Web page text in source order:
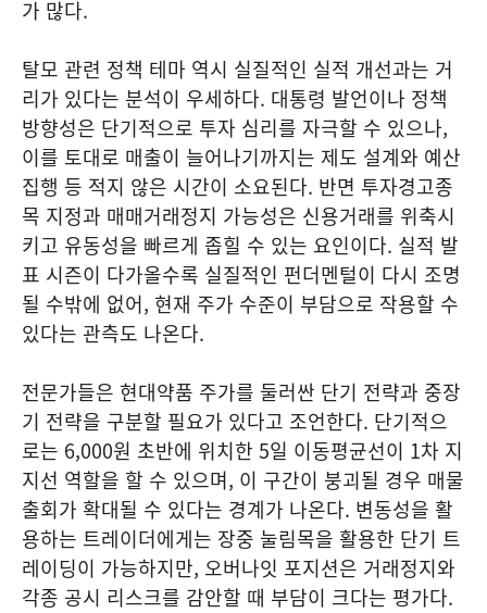
가 많다.
탈모 관련 정책 테마 역시 실질적인 실적 개선과는 거
리가 있다는 분석이 우세하다. 대통령 발언이나 정책
방향성은 단기적으로 투자 심리를 자극할 수 있으나,
이를 토대로 매출이 늘어나기까지는 제도 설계와 예산
집행 등 적지 않은 시간이 소요된다. 반면 투자경고종
목 지정과 매매거래정지 가능성은 신용거래를 위축시
키고 유동성을 빠르게 좁힐 수 있는 요인이다. 실적 발
표 시즌이 다가올수록 실질적인 펀더멘털이 다시 조명
될 수밖에 없어, 현재 주가 수준이 부담으로 작용할 수
있다는 관측도 나온다.
전문가들은 현대약품 주가를 둘러싼 단기 전략과 중장
기 전략을 구분할 필요가 있다고 조언한다. 단기적으
로는 6,000원 초반에 위치한 5일 이동평균선이 1차 지
지선 역할을 할 수 있으며, 이 구간이 붕괴될 경우 매물
출회가 확대될 수 있다는 경계가 나온다. 변동성을 활
용하는 트레이더에게는 장중 눌림목을 활용한 단기 트
레이딩이 가능하지만, 오버나잇 포지션은 거래정지와
각종 공시 리스크를 감안할 때 부담이 크다는 평가다.